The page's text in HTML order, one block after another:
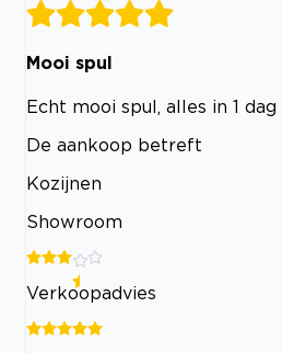
Mooi spul
Echt mooi spul, alles in 1
De aankoop betreft
Kozijnen
Showroom
Verkoopadvies